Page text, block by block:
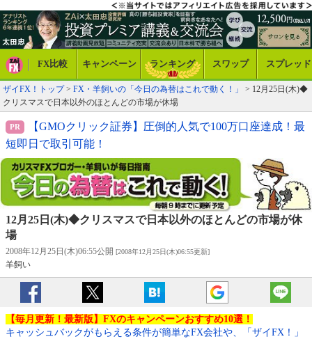
FX比較 キャンペーン ランキング スワップ スプレッド
ザイFX！トップ> FX・羊飼いの「今日の為替はこれで動く！」
> 12月25日(木)◆
クリスマスで日本以外のほとんどの市場が休場
【GMOクリック証券】圧倒的人気で100万口座達成！最
短即日で取引可能！
12月25日(木)◆クリスマスで日本以外のほとんどの市場が休
場
2008年12月25日(木)06:55公開 [2008年12月25日(木)06:55更新]
羊飼い
【毎月更新！最新版】FXのキャンペーンおすすめ10選！
キャッシュバックがもらえる条件が簡単なFX会社や、「ザイFX！」